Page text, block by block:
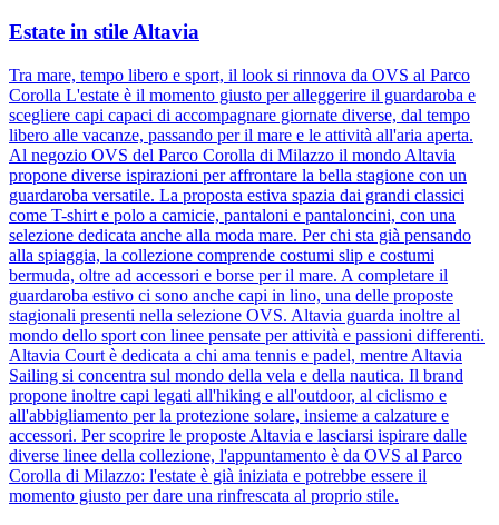
Estate in stile Altavia
Tra mare, tempo libero e sport, il look si rinnova da OVS al Parco
Corolla L'estate è il momento giusto per alleggerire il guardaroba e
scegliere capi capaci di accompagnare giornate diverse, dal tempo
libero alle vacanze, passando per il mare e le attività all'aria aperta.
Al negozio OVS del Parco Corolla di Milazzo il mondo Altavia
propone diverse ispirazioni per affrontare la bella stagione con un
guardaroba versatile. La proposta estiva spazia dai grandi classici
come T-shirt e polo a camicie, pantaloni e pantaloncini, con una
selezione dedicata anche alla moda mare. Per chi sta già pensando
alla spiaggia, la collezione comprende costumi slip e costumi
bermuda, oltre ad accessori e borse per il mare. A completare il
guardaroba estivo ci sono anche capi in lino, una delle proposte
stagionali presenti nella selezione OVS. Altavia guarda inoltre al
mondo dello sport con linee pensate per attività e passioni differenti.
Altavia Court è dedicata a chi ama tennis e padel, mentre Altavia
Sailing si concentra sul mondo della vela e della nautica. Il brand
propone inoltre capi legati all'hiking e all'outdoor, al ciclismo e
all'abbigliamento per la protezione solare, insieme a calzature e
accessori. Per scoprire le proposte Altavia e lasciarsi ispirare dalle
diverse linee della collezione, l'appuntamento è da OVS al Parco
Corolla di Milazzo: l'estate è già iniziata e potrebbe essere il
momento giusto per dare una rinfrescata al proprio stile.